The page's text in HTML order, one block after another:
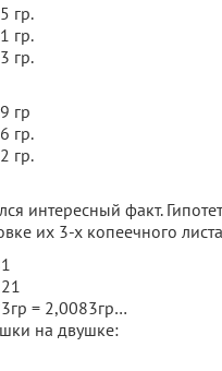
гр.
гр.
гр.
гр
гр.
гр.
интересный факт.
их 3-х копеечного
= 2,0083гр…
на двушке: